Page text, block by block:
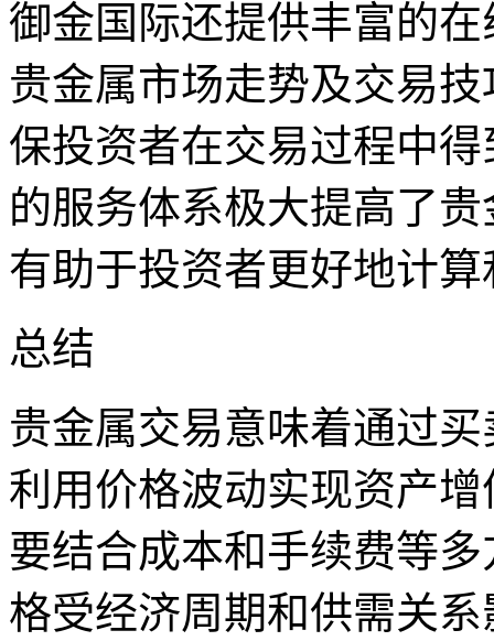
御金国际还提供丰富的
贵金属市场走势及交易
保投资者在交易过程中
的服务体系极大提高了
有助于投资者更好地计
总结
贵金属交易意味着通过
利用价格波动实现资产
要结合成本和手续费等
格受经济周期和供需关